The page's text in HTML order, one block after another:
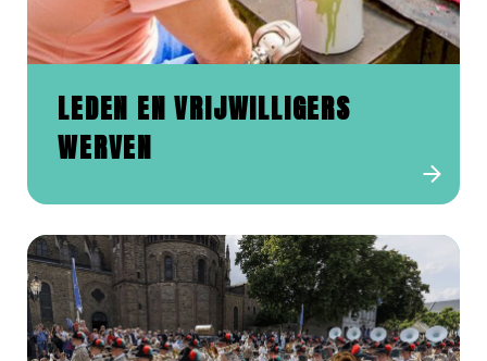
LEDEN EN VRIJWILLIGERS
WERVEN